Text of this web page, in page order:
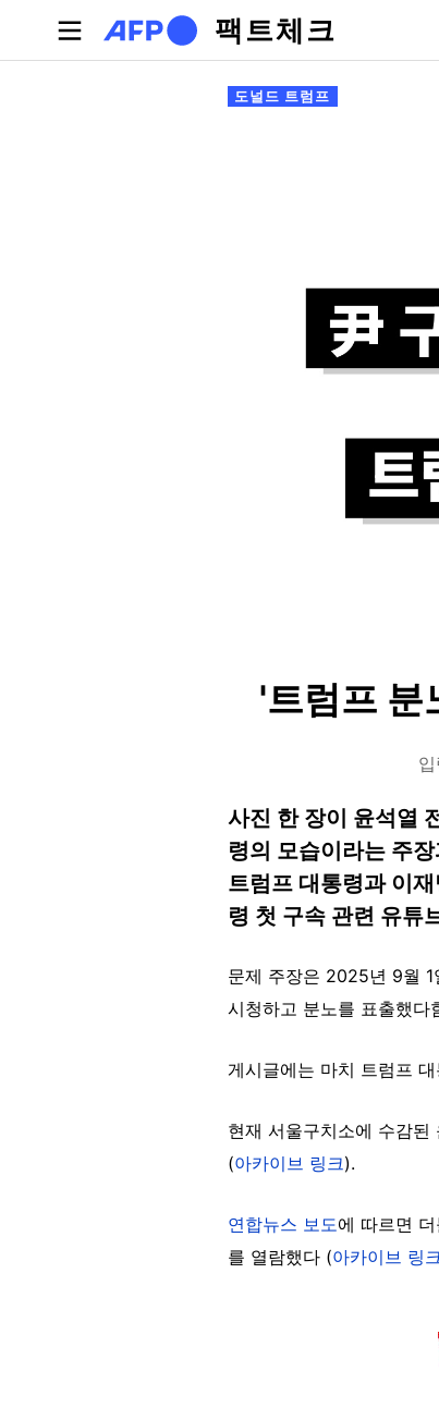
주요 콘텐츠로 건너뛰기
팩트체크
기본탭 도널드 트럼프
'트럼프 분
사진 한 장이 윤석열
령의 모습이라는 주
트럼프 대통령과 이
령 첫 구속 관련 유튜
문제 주장은 2025년 9월 1
시청하고 분노를 표출했다
게시글에는 마치 트럼프
현재 서울구치소에 수감
(아카이브 링크).
연합뉴스 보도에 따르면
를 열람했다 (아카이브 링크